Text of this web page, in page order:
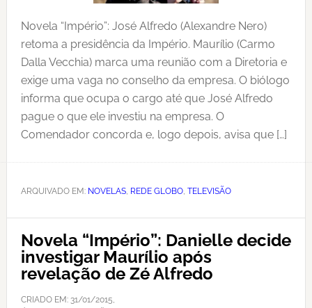
Novela “Império”: José Alfredo (Alexandre Nero)
retoma a presidência da Império. Maurílio (Carmo
Dalla Vecchia) marca uma reunião com a Diretoria e
exige uma vaga no conselho da empresa. O biólogo
informa que ocupa o cargo até que José Alfredo
pague o que ele investiu na empresa. O
Comendador concorda e, logo depois, avisa que […]
ARQUIVADO EM: NOVELAS, REDE GLOBO, TELEVISÃO
Novela “Império”: Danielle decide
investigar Maurílio após
revelação de Zé Alfredo
CRIADO EM: 31/01/2015,